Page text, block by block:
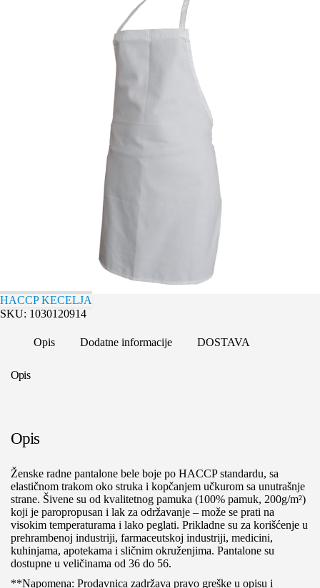
HACCP KECELJA
SKU: 1030120914
Opis Dodatne informacije DOSTAVA
Opis
Opis
Ženske radne pantalone bele boje po HACCP standardu, sa
elastičnom trakom oko struka i kopčanjem učkurom sa unutrašnje
strane. Šivene su od kvalitetnog pamuka (100% pamuk, 200g/m²)
koji je paropropusan i lak za održavanje – može se prati na
visokim temperaturama i lako peglati. Prikladne su za korišćenje u
prehrambenoj industriji, farmaceutskoj industriji, medicini,
kuhinjama, apotekama i sličnim okruženjima. Pantalone su
dostupne u veličinama od 36 do 56.
**Napomena: Prodavnica zadržava pravo greške u opisu i